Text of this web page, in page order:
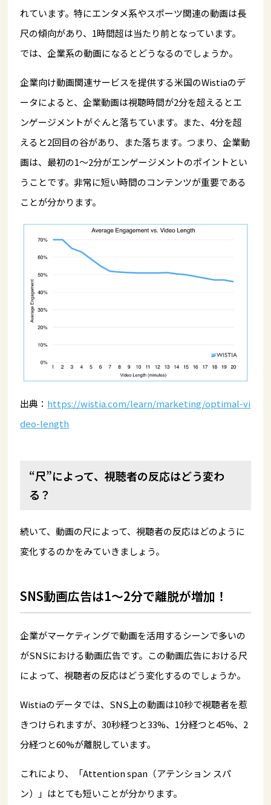
れています。特にエンタメ系やスポーツ関連の動画は長
尺の傾向があり、1時間超は当たり前となっています。
では、企業系の動画になるとどうなるのでしょうか。
企業向け動画関連サービスを提供する米国のWistiaのデ
ータによると、企業動画は視聴時間が2分を超えるとエ
ンゲージメントがぐんと落ちています。また、4分を超
えると2回目の谷があり、また落ちます。つまり、企業動
画は、最初の1～2分がエンゲージメントのポイントとい
うことです。非常に短い時間のコンテンツが重要である
ことが分かります。
出典： https://wistia.com/learn/marketing/optimal-vi
deo-length
“尺”によって、視聴者の反応はどう変わ
る？
続いて、動画の尺によって、視聴者の反応はどのように
変化するのかをみていきましょう。
SNS動画広告は1～2分で離脱が増加！
企業がマーケティングで動画を活用するシーンで多いの
がSNSにおける動画広告です。この動画広告における尺
によって、視聴者の反応はどう変化するのでしょうか。
Wistiaのデータでは、SNS上の動画は10秒で視聴者を惹
きつけられますが、30秒経つと33%、1分経つと45%、2
分経つと60%が離脱しています。
これにより、「Attention span（アテンション スパ
ン）」はとても短いことが分かります。